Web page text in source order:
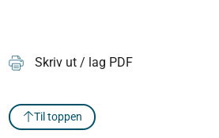
Skriv ut / lag PDF
Til toppen